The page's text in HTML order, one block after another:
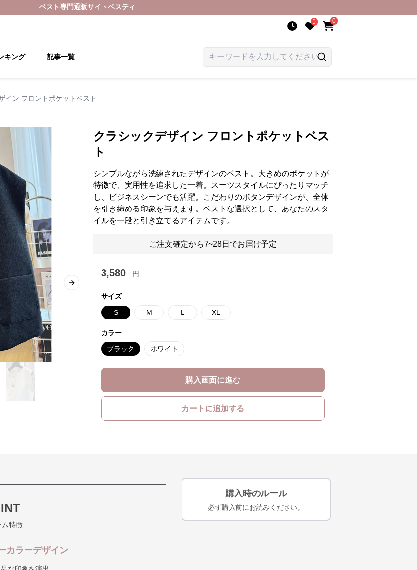
ベスト専門通販サイトベスティ
0 0
キング 記事一覧
イン フロントポケットベスト
Next slide
クラシックデザイン フロントポケットベス
ト
シンプルながら洗練されたデザインのベスト。大きめのポケットが
特徴で、実用性を追求した一着。スーツスタイルにぴったりマッチ
し、ビジネスシーンでも活躍。こだわりのボタンデザインが、全体
を引き締める印象を与えます。ベストな選択として、あなたのスタ
イルを一段と引き立てるアイテムです。
ご注文確定から7~28日でお届け予定
3,580 円
サイズ
S M L XL
カラー
ブラック ホワイト
購入画面に進む
カートに追加する
ム特徴
カラーデザイン
購入時のルール
必ず購入前にお読みください。